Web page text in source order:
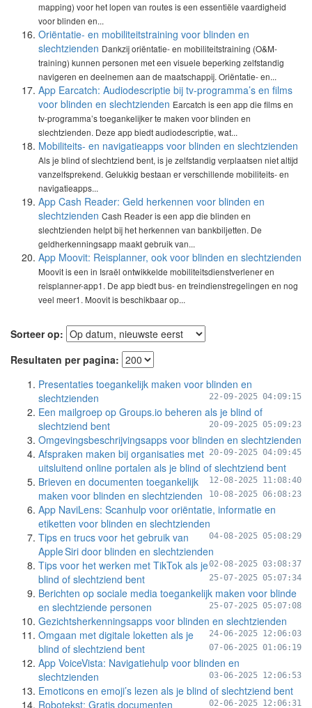
mapping) voor het lopen van routes is een essentiële vaardigheid
voor blinden en...
Oriëntatie- en mobiliteitstraining voor blinden en
slechtzienden Dankzij oriëntatie- en mobiliteitstraining (O&M-
training) kunnen personen met een visuele beperking zelfstandig
navigeren en deelnemen aan de maatschappij. Oriëntatie- en...
App Earcatch: Audiodescriptie bij tv-programma’s en films
voor blinden en slechtzienden Earcatch is een app die films en
tv-programma’s toegankelijker te maken voor blinden en
slechtzienden. Deze app biedt audiodescriptie, wat...
Mobiliteits- en navigatieapps voor blinden en slechtzienden
Als je blind of slechtziend bent, is je zelfstandig verplaatsen niet altijd
vanzelfsprekend. Gelukkig bestaan er verschillende mobiliteits- en
navigatieapps...
App Cash Reader: Geld herkennen voor blinden en
slechtzienden Cash Reader is een app die blinden en
slechtzienden helpt bij het herkennen van bankbiljetten. De
geldherkenningsapp maakt gebruik van...
App Moovit: Reisplanner, ook voor blinden en slechtzienden
Moovit is een in Israël ontwikkelde mobiliteitsdienstverlener en
reisplanner-app1. De app biedt bus- en treindienstregelingen en nog
veel meer1. Moovit is beschikbaar op...
Sorteer op:
Resultaten per pagina:
Presentaties toegankelijk maken voor blinden en
slechtzienden
22-09-2025 04:09:15
Een mailgroep op Groups.io beheren als je blind of
slechtziend bent
20-09-2025 05:09:23
Omgevingsbeschrijvingsapps voor blinden en slechtzienden
20-09-2025 04:09:45
Afspraken maken bij organisaties met
uitsluitend online portalen als je blind of slechtziend bent
12-08-2025 11:08:40
Brieven en documenten toegankelijk
maken voor blinden en slechtzienden
10-08-2025 06:08:23
App NaviLens: Scanhulp voor oriëntatie, informatie en
etiketten voor blinden en slechtzienden
04-08-2025 05:08:29
Tips en trucs voor het gebruik van
Apple Siri door blinden en slechtzienden
02-08-2025 03:08:37
Tips voor het werken met TikTok als je
blind of slechtziend bent
25-07-2025 05:07:34
Berichten op sociale media toegankelijk maken voor blinde
en slechtziende personen
25-07-2025 05:07:08
Gezichtsherkenningsapps voor blinden en slechtzienden
24-06-2025 12:06:03
Omgaan met digitale loketten als je
blind of slechtziend bent
07-06-2025 01:06:19
App VoiceVista: Navigatiehulp voor blinden en
slechtzienden
03-06-2025 12:06:53
Emoticons en emoji’s lezen als je blind of slechtziend bent
02-06-2025 12:06:31
Robotekst: Gratis documenten